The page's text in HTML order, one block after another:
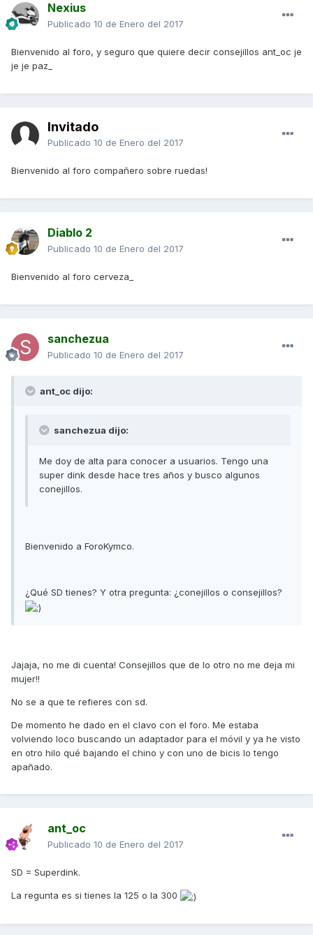
Nexius
Publicado 10 de Enero del 2017
Bienvenido al foro, y seguro que quiere decir consejillos ant_oc je
je je paz_
Invitado
Publicado 10 de Enero del 2017
Bienvenido al foro compañero sobre ruedas!
Diablo 2
Publicado 10 de Enero del 2017
Bienvenido al foro cerveza_
sanchezua
Publicado 10 de Enero del 2017
ant_oc dijo:
sanchezua dijo:
Me doy de alta para conocer a usuarios. Tengo una
super dink desde hace tres años y busco algunos
conejillos.
Bienvenido a ForoKymco.
¿Qué SD tienes? Y otra pregunta: ¿conejillos o consejillos?
Jajaja, no me di cuenta! Consejillos que de lo otro no me deja mi
mujer!!
No se a que te refieres con sd.
De momento he dado en el clavo con el foro. Me estaba
volviendo loco buscando un adaptador para el móvil y ya he visto
en otro hilo qué bajando el chino y con uno de bicis lo tengo
apañado.
ant_oc
Publicado 10 de Enero del 2017
SD = Superdink.
La regunta es si tienes la 125 o la 300